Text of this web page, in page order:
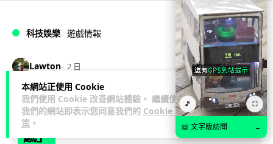
本網站正使用 Cookie
我們使用 Cookie 改善網站體驗。 繼續使用
我們的網站即表示您同意我們的 Cookie 政
策 。
科技娛樂 遊戲情報
Lawton 2 日
日本二手遊戲店減 90% 門市 業績反增
四成 "懷舊"在 Z 世代變成最潮「新鮮
感」
🎵 ⛶
📖 文字版訪問 →